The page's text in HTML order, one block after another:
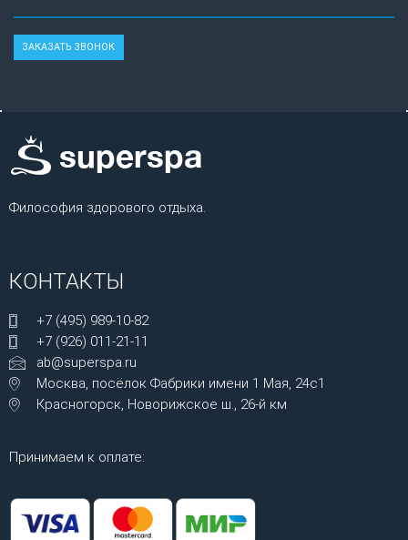
Философия здорового отдыха.
КОНТАКТЫ
+7 (495) 989-10-82
+7 (926) 011-21-11
ab@superspa.ru
Москва, посёлок Фабрики имени 1 Мая, 24с1
Красногорск, Новорижское ш., 26-й км
Принимаем к оплате: